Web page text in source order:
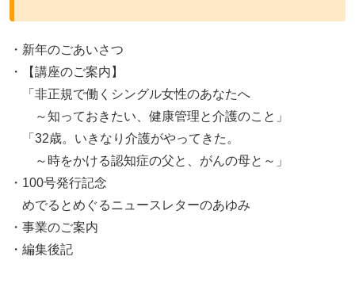
・新年のごあいさつ
・【講座のご案内】
「非正規で働くシングル女性のあなたへ
～知っておきたい、健康管理と介護のこと」
「32歳。いきなり介護がやってきた。
～時をかける認知症の父と、がんの母と～」
・100号発行記念
めでるとめぐるニュースレターのあゆみ
・事業のご案内
・編集後記